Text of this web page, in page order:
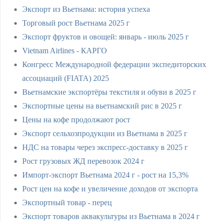
Экспорт из Вьетнама: история успеха
Торговый рост Вьетнама 2025 г
Экспорт фруктов и овощей: январь - июль 2025 г
Vietnam Airlines - КАРГО
Конгресс Международной федерации экспедиторских
ассоциаций (FIATA) 2025
Вьетнамские экспортёры текстиля и обуви в 2025 г
Экспортные цены на вьетнамский рис в 2025 г
Цены на кофе продолжают рост
Экспорт сельхозпродукции из Вьетнама в 2025 г
НДС на товары через экспресс-доставку в 2025 г
Рост грузовых ЖД перевозок 2024 г
Импорт-экспорт Вьетнама 2024 г - рост на 15,3%
Рост цен на кофе и увеличение доходов от экспорта
Экспортный товар - перец
Экспорт товаров аквакультуры из Вьетнама в 2024 г